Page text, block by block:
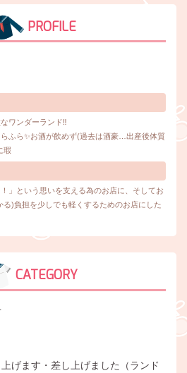
PROFILE
ワンダーランド‼
ふら✨お酒が飲めず(過去は酒豪…出産後体質
瑕
」という思いを支える為のお店に、そしてお
)負担を少しでも軽くするためのお店にした
CATEGORY
げます・差し上げました（ランド